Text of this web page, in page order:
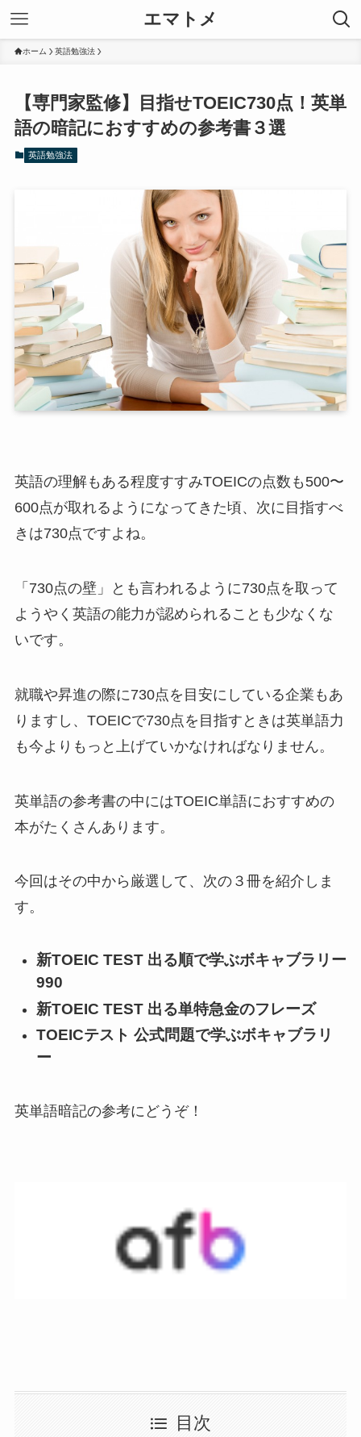
エマトメ
ホーム 英語勉強法
【専門家監修】目指せTOEIC730点！英単
語の暗記におすすめの参考書３選
英語勉強法
英語の理解もある程度すすみTOEICの点数も500〜
600点が取れるようになってきた頃、次に目指すべ
きは730点ですよね。
「730点の壁」とも言われるように730点を取って
ようやく英語の能力が認められることも少なくな
いです。
就職や昇進の際に730点を目安にしている企業もあ
りますし、TOEICで730点を目指すときは英単語力
も今よりもっと上げていかなければなりません。
英単語の参考書の中にはTOEIC単語におすすめの
本がたくさんあります。
今回はその中から厳選して、次の３冊を紹介しま
す。
新TOEIC TEST 出る順で学ぶボキャブラリー
990
新TOEIC TEST 出る単特急金のフレーズ
TOEICテスト 公式問題で学ぶボキャブラリ
ー
英単語暗記の参考にどうぞ！
目次